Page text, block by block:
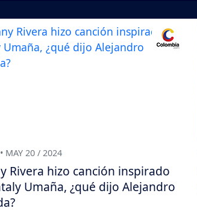
MAY 20 / 2024
Rivera hizo canción inspirado
Umaña, ¿qué dijo Alejandro